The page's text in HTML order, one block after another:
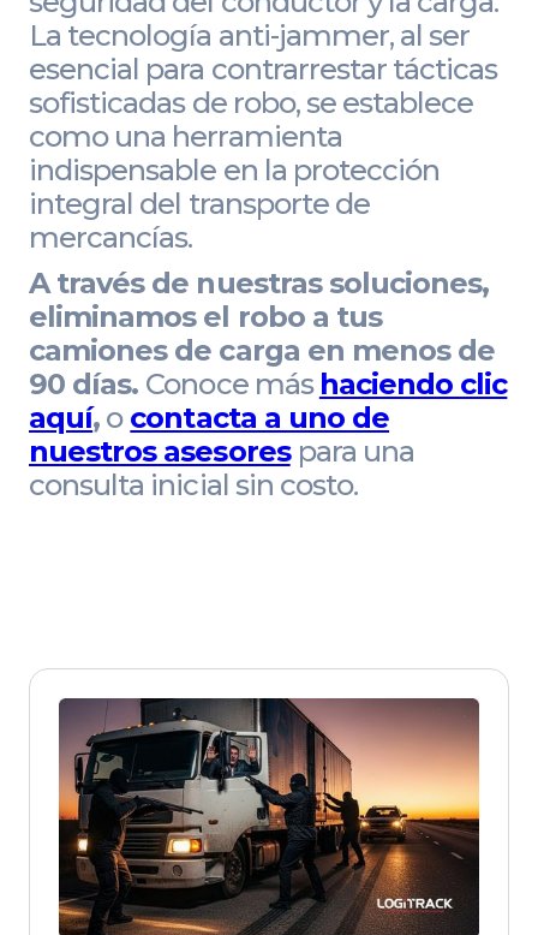
La tecnología anti-jammer, al ser
esencial para contrarrestar tácticas
sofisticadas de robo, se establece
como una herramienta
indispensable en la protección
integral del transporte de
mercancías.
A través de nuestras soluciones,
eliminamos el robo a tus
camiones de carga en menos de
90 días. Conoce más haciendo clic
aquí, o contacta a uno de
nuestros asesores para una
consulta inicial sin costo.